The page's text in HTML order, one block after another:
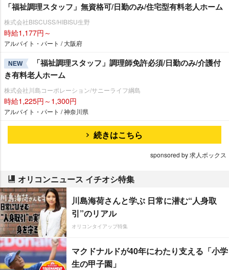
「福祉調理スタッフ」無資格可/日勤のみ/住宅型有料老人ホーム
株式会社BISCUSS/HIBISU生野
時給1,177円～
アルバイト・パート / 大阪府
NEW
「福祉調理スタッフ」調理師免許必須/日勤のみ/介護付
き有料老人ホーム
株式会社川島コーポレーション/サニーライフ綱島
時給1,225円～1,300円
アルバイト・パート / 神奈川県
続きはこちら
sponsored by 求人ボックス
オリコンニュース イチオシ特集
川島海荷さんと学ぶ 日常に潜む“人身取
引”のリアル
オリコンタイアップ特集
マクドナルドが40年にわたり支える「小学
生の甲子園」